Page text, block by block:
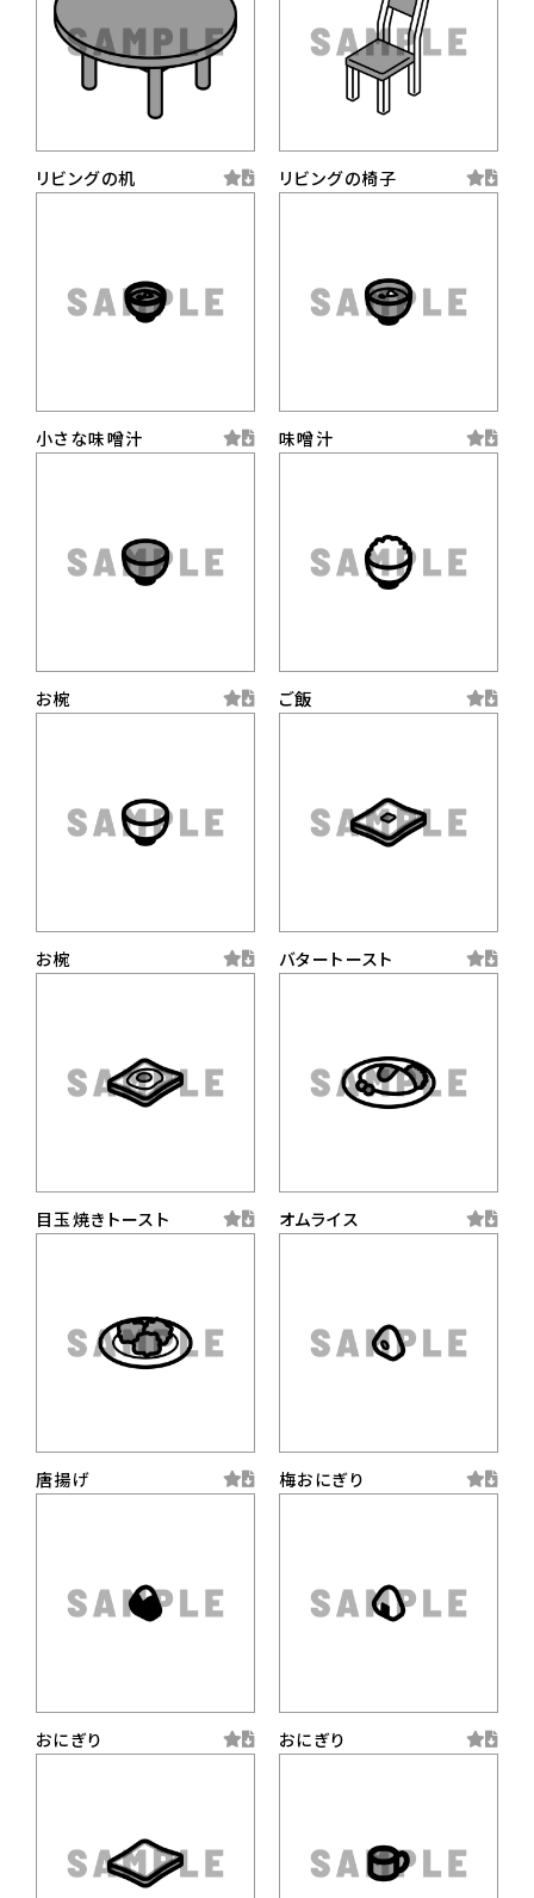
リビングの机 リビングの椅子
小さな味噌汁 味噌汁
お椀 ご飯
お椀 バタートースト
目玉焼きトースト オムライス
唐揚げ 梅おにぎり
おにぎり おにぎり